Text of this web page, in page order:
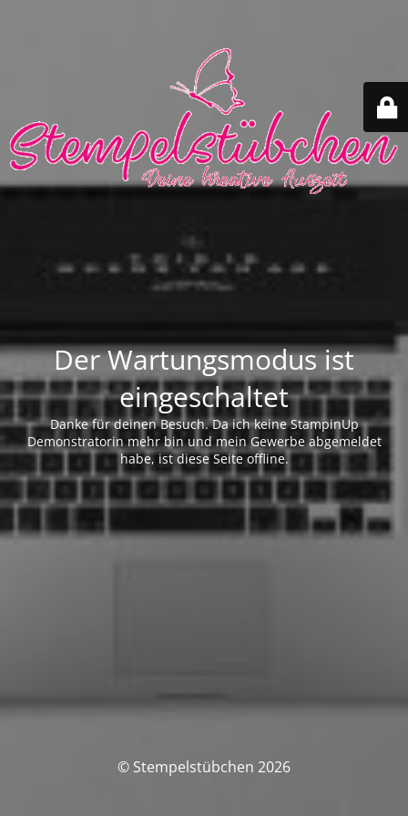
Der Wartungsmodus ist
eingeschaltet
Danke für deinen Besuch. Da ich keine StampinUp
Demonstratorin mehr bin und mein Gewerbe abgemeldet
habe, ist diese Seite offline.
© Stempelstübchen 2026